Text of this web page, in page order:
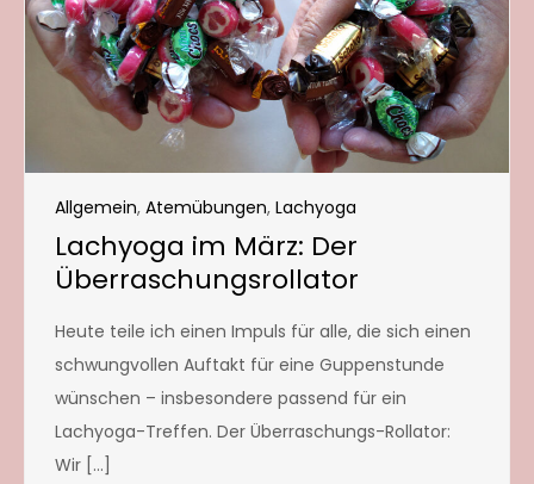
Allgemein, Atemübungen, Lachyoga
Lachyoga im März: Der
Überraschungsrollator
Heute teile ich einen Impuls für alle, die sich einen
schwungvollen Auftakt für eine Guppenstunde
wünschen – insbesondere passend für ein
Lachyoga-Treffen. Der Überraschungs-Rollator:
Wir […]